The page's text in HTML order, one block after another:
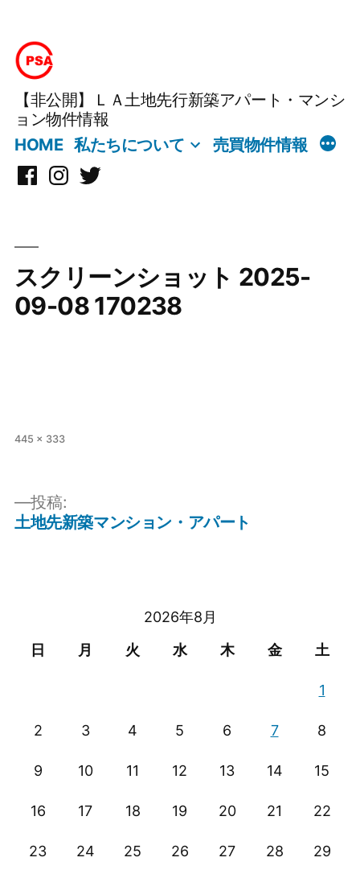
【非公開】ＬＡ土地先行新築アパート・マンシ
ョン物件情報
HOME 私たちについて 売買物件情報
Facebook
Instagram
X
スクリーンショット 2025-
09-08 170238
フ
ズ
445 × 333
投
投稿:
土地先新築マンション・アパート
2026年8月
日
月 火 水 木 金 土
1
2 3 4 5 6 7 8
9 10 11 12 13 14 15
16 17 18 19 20 21 22
23 24 25 26 27 28 29